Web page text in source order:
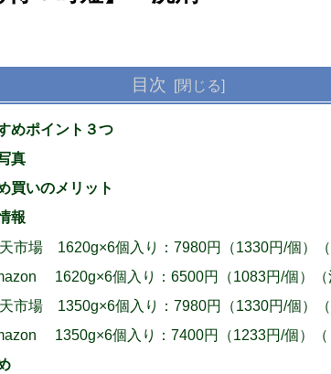
目次
めポイント３つ
真
買いのメリット
報
市場 1620g×6個入り：7980円（1330円/個）（
1620g×6個入り：6500円（1083円/個）（
市場 1350g×6個入り：7980円（1330円/個）（
1350g×6個入り：7400円（1233円/個）（